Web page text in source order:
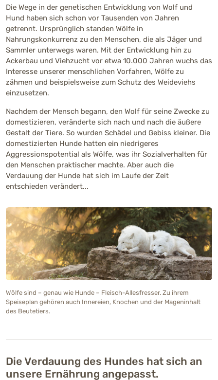
Die Wege in der genetischen Entwicklung von Wolf und
Hund haben sich schon vor Tausenden von Jahren
getrennt. Ursprünglich standen Wölfe in
Nahrungskonkurrenz zu den Menschen, die als Jäger und
Sammler unterwegs waren. Mit der Entwicklung hin zu
Ackerbau und Viehzucht vor etwa 10.000 Jahren wuchs das
Interesse unserer menschlichen Vorfahren, Wölfe zu
zähmen und beispielsweise zum Schutz des Weideviehs
einzusetzen.
Nachdem der Mensch begann, den Wolf für seine Zwecke zu
domestizieren, veränderte sich nach und nach die äußere
Gestalt der Tiere. So wurden Schädel und Gebiss kleiner. Die
domestizierten Hunde hatten ein niedrigeres
Aggressionspotential als Wölfe, was ihr Sozialverhalten für
den Menschen praktischer machte. Aber auch die
Verdauung der Hunde hat sich im Laufe der Zeit
entschieden verändert...
Wölfe sind – genau wie Hunde – Fleisch-Allesfresser. Zu ihrem
Speiseplan gehören auch Innereien, Knochen und der Mageninhalt
des Beutetiers.
Die Verdauung des Hundes hat sich an
unsere Ernährung angepasst.